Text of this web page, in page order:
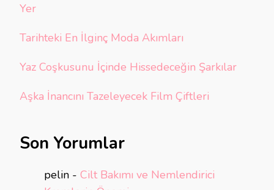
Yer
Tarihteki En İlginç Moda Akımları
Yaz Coşkusunu İçinde Hissedeceğin Şarkılar
Aşka İnancını Tazeleyecek Film Çiftleri
Son Yorumlar
pelin - Cilt Bakımı ve Nemlendirici